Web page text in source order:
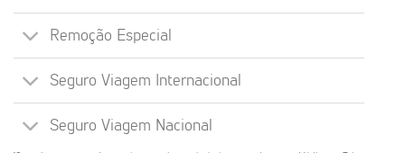
Remoção Especial
Seguro Viagem Internacional
Seguro Viagem Nacional